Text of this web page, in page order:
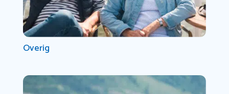
Overig